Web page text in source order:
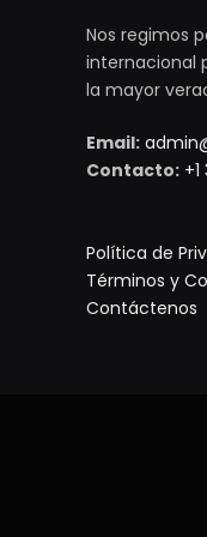
Nos regimos
internacional
la mayor
Email:
Contacto:
Política de
Términos y
Contáctenos